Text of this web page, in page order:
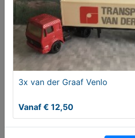
Oudere Vouwfietsen Gezocht
Gezocht
3x van der Graaf Venlo
Vanaf € 12,50